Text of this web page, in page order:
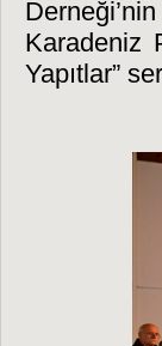
Karadeniz
Yapıtlar”